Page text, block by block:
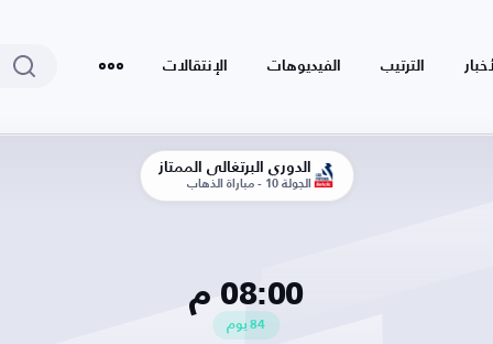
الترتيب الفيديوهات الإنتقالات
الدوري البرتغالي الممتاز
الجولة 10 - مباراة الذهاب
08:00 م
84 يوم